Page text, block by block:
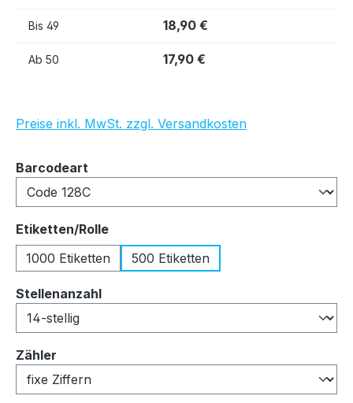
Bis 49 18,90 €
Ab 50 17,90 €
Preise inkl. MwSt. zzgl. Versandkosten
Barcodeart
Etiketten/Rolleauswählen
1000 Etiketten
500 Etiketten
Stellenanzahlauswählen
Zähler